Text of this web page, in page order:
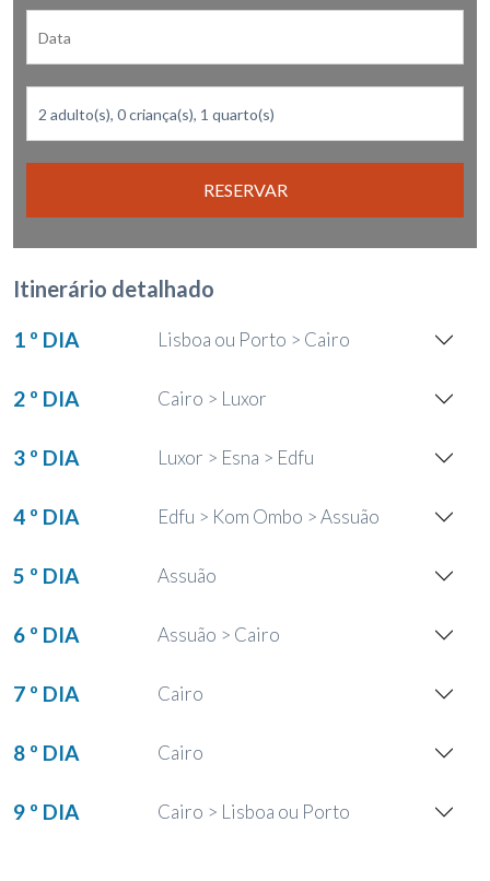
RESERVAR
Itinerário detalhado
1 º DIA Lisboa ou Porto > Cairo
2 º DIA Cairo > Luxor
3 º DIA Luxor > Esna > Edfu
4 º DIA Edfu > Kom Ombo > Assuão
5 º DIA Assuão
6 º DIA Assuão > Cairo
7 º DIA Cairo
8 º DIA Cairo
9 º DIA Cairo > Lisboa ou Porto